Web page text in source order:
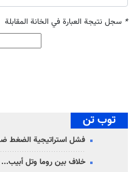
* سجل نتيجة العبارة في الخانة المقابلة
توب تن
فشل استراتيجية الضغط
خلاف بين روما وتل أبيب...